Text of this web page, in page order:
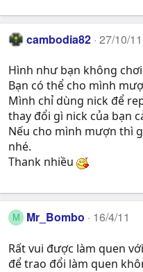
cambodia82 27/10/11
Hình như bạn không
Bạn có thể cho mình
Mình chỉ dùng nick để
thay đổi gì nick của bạn
Nếu cho mình mượn thì
nhé.
Thank nhiều
M Mr_Bombo 16/4/11
Rất vui được làm quen
để trao đổi làm quen